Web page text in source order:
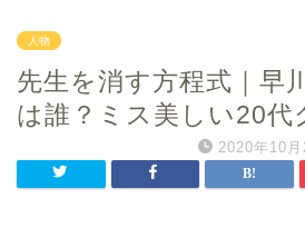
人物
先生を消す方程式｜早
は誰？ミス美しい20代
2020年10月